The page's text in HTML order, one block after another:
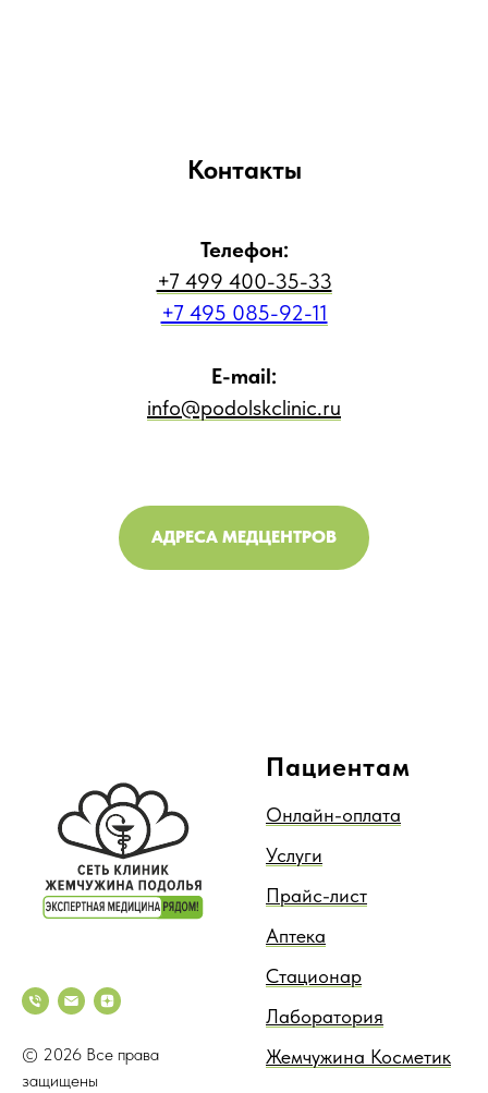
Контакты
Телефон:
+7 499 400-35-33
+7 495 085-92-11
E-mail:
info@podolskclinic.ru
АДРЕСА МЕДЦЕНТРОВ
© 2026 Все права
защищены
Пациентам
Онлайн-оплата
Услуги
Прайс-лист
Аптека
Стационар
Лаборатория
Жемчужина Косметик